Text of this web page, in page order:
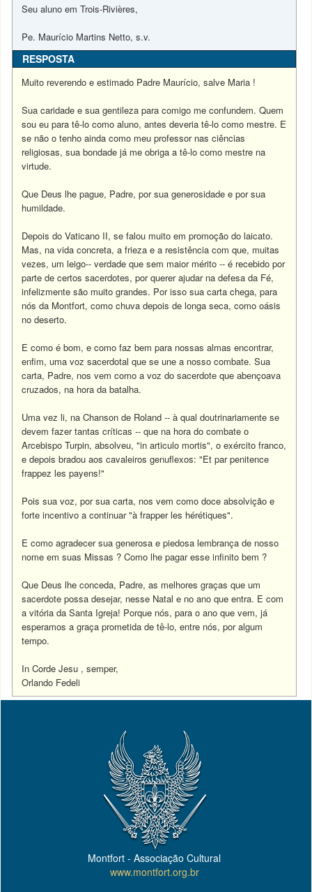
Seu aluno em Trois-Rivières,
Pe. Maurício Martins Netto, s.v.
RESPOSTA
Muito reverendo e estimado Padre Maurício, salve Maria !
Sua caridade e sua gentileza para comigo me confundem. Quem
sou eu para tê-lo como aluno, antes deveria tê-lo como mestre. E
se não o tenho ainda como meu professor nas ciências
religiosas, sua bondade já me obriga a tê-lo como mestre na
virtude.
Que Deus lhe pague, Padre, por sua generosidade e por sua
humildade.
Depois do Vaticano II, se falou muito em promoção do laicato.
Mas, na vida concreta, a frieza e a resistência com que, muitas
vezes, um leigo-- verdade que sem maior mérito -- é recebido por
parte de certos sacerdotes, por querer ajudar na defesa da Fé,
infelizmente são muito grandes. Por isso sua carta chega, para
nós da Montfort, como chuva depois de longa seca, como oásis
no deserto.
E como é bom, e como faz bem para nossas almas encontrar,
enfim, uma voz sacerdotal que se une a nosso combate. Sua
carta, Padre, nos vem como a voz do sacerdote que abençoava
cruzados, na hora da batalha.
Uma vez li, na Chanson de Roland -- à qual doutrinariamente se
devem fazer tantas críticas -- que na hora do combate o
Arcebispo Turpin, absolveu, "in articulo mortis", o exército franco,
e depois bradou aos cavaleiros genuflexos: "Et par penitence
frappez les payens!"
Pois sua voz, por sua carta, nos vem como doce absolvição e
forte incentivo a continuar "à frapper les hérétiques".
E como agradecer sua generosa e piedosa lembrança de nosso
nome em suas Missas ? Como lhe pagar esse infinito bem ?
Que Deus lhe conceda, Padre, as melhores graças que um
sacerdote possa desejar, nesse Natal e no ano que entra. E com
a vitória da Santa Igreja! Porque nós, para o ano que vem, já
esperamos a graça prometida de tê-lo, entre nós, por algum
tempo.
In Corde Jesu , semper,
Orlando Fedeli
Montfort - Associação Cultural
www.montfort.org.br